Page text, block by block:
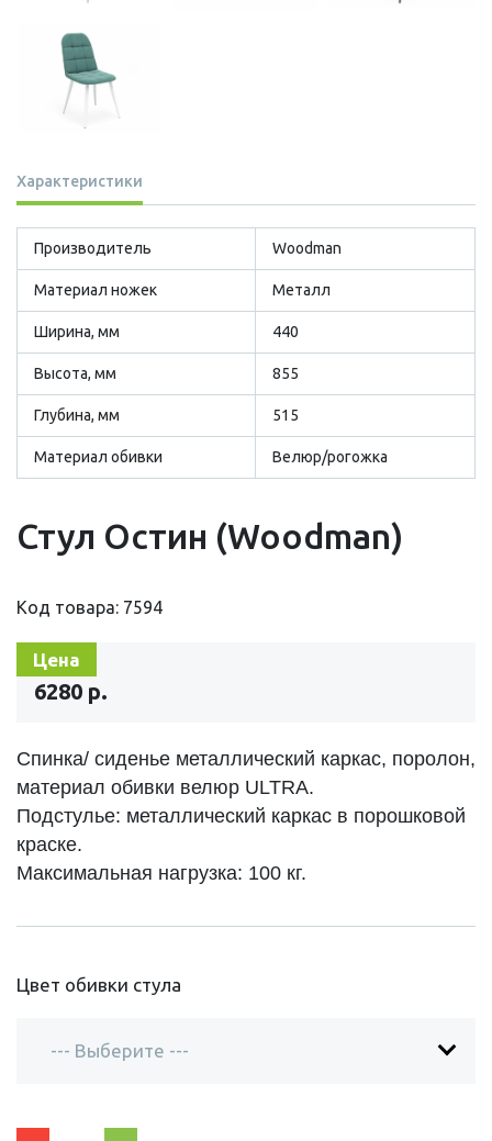
Характеристики
Производитель Woodman
Материал ножек Металл
Ширина, мм 440
Высота, мм 855
Глубина, мм 515
Материал обивки Велюр/рогожка
Стул Остин (Woodman)
Код товара: 7594
Цена
6280 р.
Спинка/ сиденье металлический каркас, поролон,
материал обивки велюр ULTRA.
Подстулье: металлический каркас в порошковой
краске.
Максимальная нагрузка: 100 кг.
Цвет обивки стула